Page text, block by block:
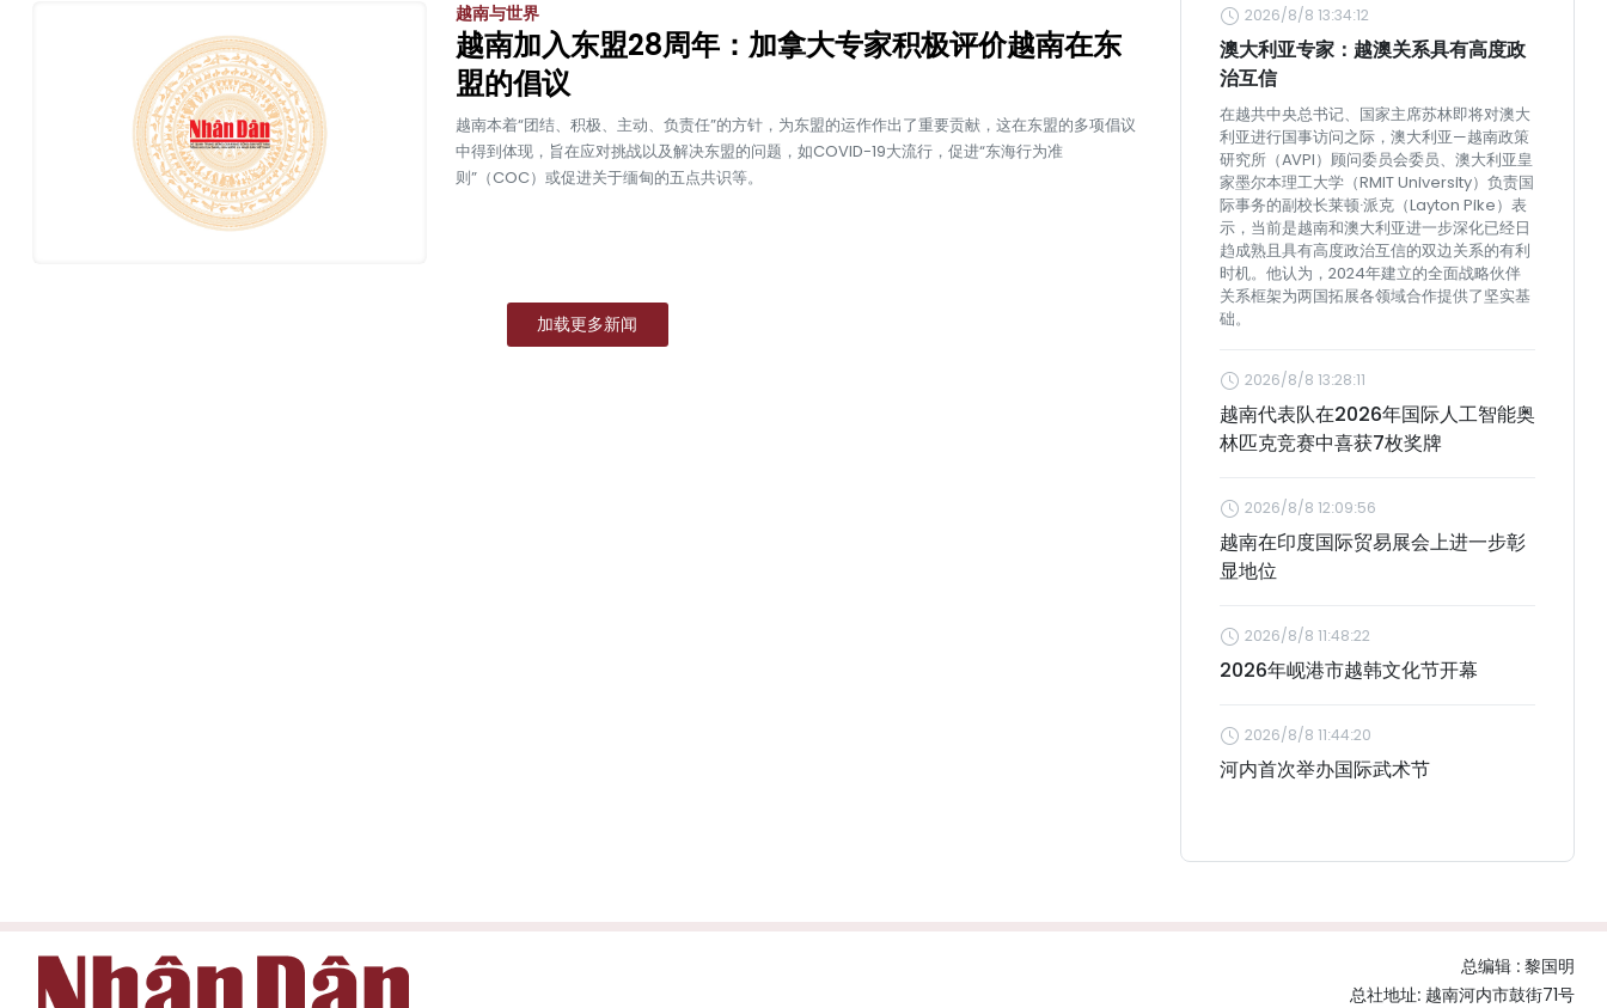
越南与世界
越南加入东盟28周年：加拿大专家积极评价越南在东
盟的倡议
越南本着“团结、积极、主动、负责任”的方针，为东盟的运作作出了重要贡献，这在东盟的多项倡议
中得到体现，旨在应对挑战以及解决东盟的问题，如COVID-19大流行，促进“东海行为准
则”（COC）或促进关于缅甸的五点共识等。
加载更多新闻
2026/8/8 13:34:12
澳大利亚专家：越澳关系具有高度政
治互信
在越共中央总书记、国家主席苏林即将对澳大
利亚进行国事访问之际，澳大利亚—越南政策
研究所（AVPI）顾问委员会委员、澳大利亚皇
家墨尔本理工大学（RMIT University）负责国
际事务的副校长莱顿·派克（Layton Pike）表
示，当前是越南和澳大利亚进一步深化已经日
趋成熟且具有高度政治互信的双边关系的有利
时机。他认为，2024年建立的全面战略伙伴
关系框架为两国拓展各领域合作提供了坚实基
础。
2026/8/8 13:28:11
越南代表队在2026年国际人工智能奥
林匹克竞赛中喜获7枚奖牌
2026/8/8 12:09:56
越南在印度国际贸易展会上进一步彰
显地位
2026/8/8 11:48:22
2026年岘港市越韩文化节开幕
2026/8/8 11:44:20
河内首次举办国际武术节
总编辑 : 黎国明
总社地址: 越南河内市鼓街71号